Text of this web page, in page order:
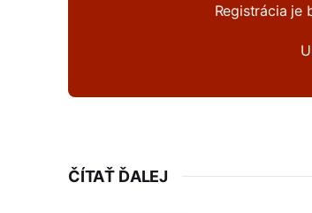
Registrácia je
ČÍTAŤ ĎALEJ